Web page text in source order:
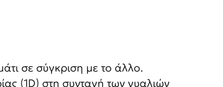
σε σύγκριση με το άλλο.
(1D) στη συνταγή των γυαλιών